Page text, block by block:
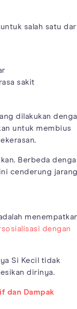
salah satu
sakit
dilakukan
untuk membius
Berbeda
cenderung
dengan
Si Kecil tidak
dirinya.
dan Dampak